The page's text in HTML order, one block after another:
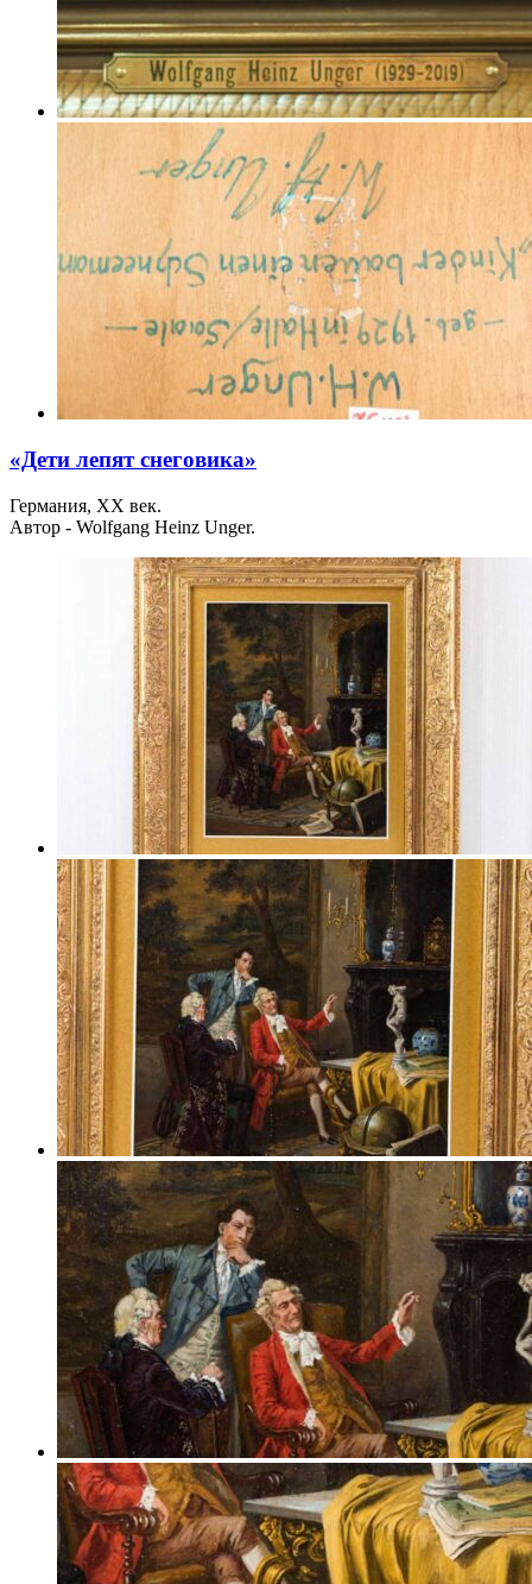
«Дети лепят снеговика»
Германия, ХХ век.
Автор - Wolfgang Heinz Unger.